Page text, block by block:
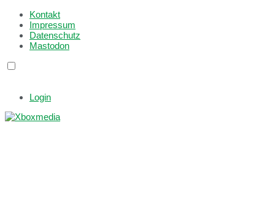
Kontakt
Impressum
Datenschutz
Mastodon
Login